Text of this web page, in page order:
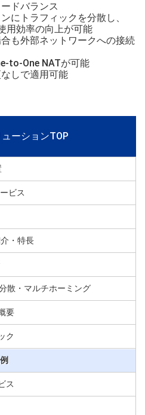
ドバランス
にトラフィックを分散し、
用効率の向上が可能
も外部ネットワークへの接続
to-One NATが可能
しで適用可能
ーションTOP
ビス
・特長
散・マルチホーミング
要
ク
ス